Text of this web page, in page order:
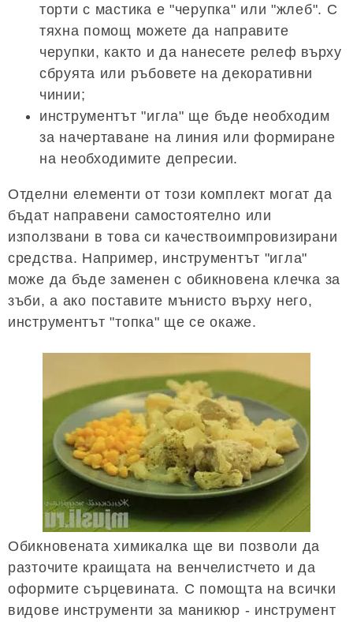
торти с мастика е "черупка" или "жлеб". С
тяхна помощ можете да направите
черупки, както и да нанесете релеф върху
сбруята или ръбовете на декоративни
чинии;
инструментът "игла" ще бъде необходим
за начертаване на линия или формиране
на необходимите депресии.
Отделни елементи от този комплект могат да
бъдат направени самостоятелно или
използвани в това си качествоимпровизирани
средства. Например, инструментът "игла"
може да бъде заменен с обикновена клечка за
зъби, а ако поставите мънисто върху него,
инструментът "топка" ще се окаже.
Обикновената химикалка ще ви позволи да
разточите краищата на венчелистчето и да
оформите сърцевината. С помощта на всички
видове инструменти за маникюр - инструмент